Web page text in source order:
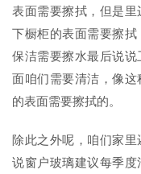
表面需要擦拭，但是
下橱柜的表面需要擦
保洁需要擦水最后说
面咱们需要清洁，像
的表面需要擦拭的。
除此之外呢，咱们家
说窗户玻璃建议每季